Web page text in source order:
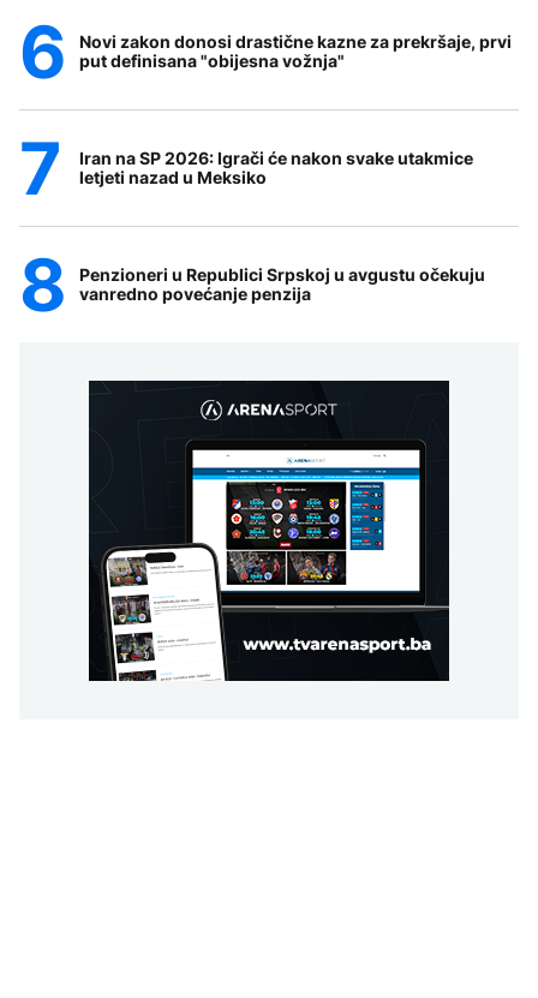
Novi zakon donosi drastične kazne za prekršaje, prvi
put definisana "obijesna vožnja"
Iran na SP 2026: Igrači će nakon svake utakmice
letjeti nazad u Meksiko
Penzioneri u Republici Srpskoj u avgustu očekuju
vanredno povećanje penzija